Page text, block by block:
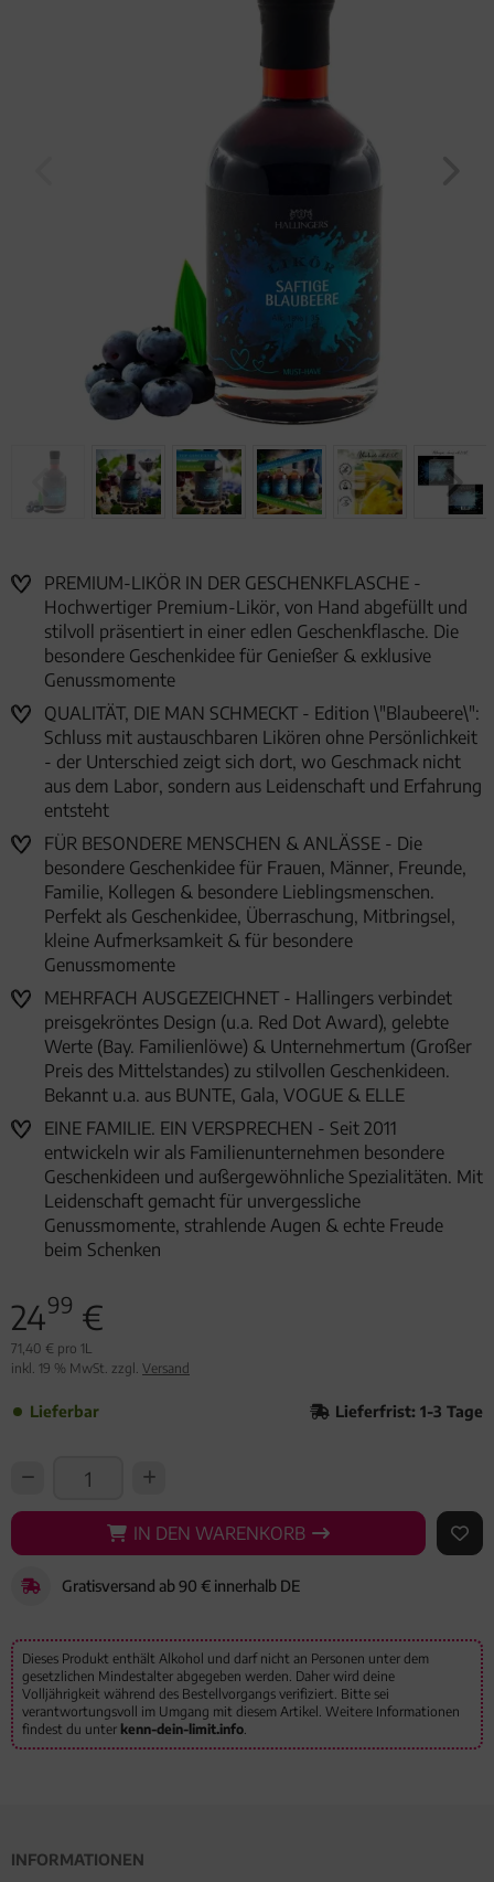
PREMIUM-LIKÖR IN DER GESCHENKFLASCHE -
Hochwertiger Premium-Likör, von Hand abgefüllt und
stilvoll präsentiert in einer edlen Geschenkflasche. Die
besondere Geschenkidee für Genießer & exklusive
Genussmomente
QUALITÄT, DIE MAN SCHMECKT - Edition \"Blaubeere\":
Schluss mit austauschbaren Likören ohne Persönlichkeit
- der Unterschied zeigt sich dort, wo Geschmack nicht
aus dem Labor, sondern aus Leidenschaft und Erfahrung
entsteht
FÜR BESONDERE MENSCHEN & ANLÄSSE - Die
besondere Geschenkidee für Frauen, Männer, Freunde,
Familie, Kollegen & besondere Lieblingsmenschen.
Perfekt als Geschenkidee, Überraschung, Mitbringsel,
kleine Aufmerksamkeit & für besondere
Genussmomente
MEHRFACH AUSGEZEICHNET - Hallingers verbindet
preisgekröntes Design (u.a. Red Dot Award), gelebte
Werte (Bay. Familienlöwe) & Unternehmertum (Großer
Preis des Mittelstandes) zu stilvollen Geschenkideen.
Bekannt u.a. aus BUNTE, Gala, VOGUE & ELLE
EINE FAMILIE. EIN VERSPRECHEN - Seit 2011
entwickeln wir als Familienunternehmen besondere
Geschenkideen und außergewöhnliche Spezialitäten. Mit
Leidenschaft gemacht für unvergessliche
Genussmomente, strahlende Augen & echte Freude
beim Schenken
2499 €
71,40 € pro 1L
inkl. 19 % MwSt. zzgl. Versand
Lieferbar Lieferfrist: 1-3 Tage
IN DEN WARENKORB
IN DEN WARENKORB AUF
Gratisversand ab 90 € innerhalb DE
Dieses Produkt enthält Alkohol und darf nicht an Personen unter dem
gesetzlichen Mindestalter abgegeben werden. Daher wird deine
Volljährigkeit während des Bestellvorgangs verifiziert. Bitte sei
verantwortungsvoll im Umgang mit diesem Artikel. Weitere Informationen
findest du unter kenn-dein-limit.info.
INFORMATIONEN